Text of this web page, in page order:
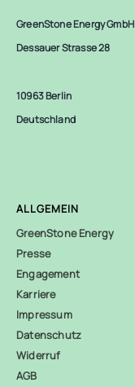
GreenStone Energy GmbH
Dessauer Strasse 28
10963 Berlin
Deutschland
ALLGEMEIN
GreenStone Energy
Presse
Engagement
Karriere
Impressum
Datenschutz
Widerruf
AGB